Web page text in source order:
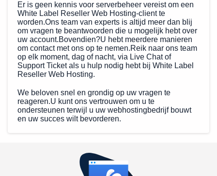
Er is geen kennis voor serverbeheer vereist om een
White Label Reseller Web Hosting-client te
worden.Ons team van experts is altijd meer dan blij
om vragen te beantwoorden die u mogelijk hebt over
uw account.Bovendien?U hebt meerdere manieren
om contact met ons op te nemen.Reik naar ons team
op elk moment, dag of nacht, via Live Chat of
Support Ticket als u hulp nodig hebt bij White Label
Reseller Web Hosting.
We beloven snel en grondig op uw vragen te
reageren.U kunt ons vertrouwen om u te
ondersteunen terwijl u uw webhostingbedrijf bouwt
en uw succes wilt bevorderen.